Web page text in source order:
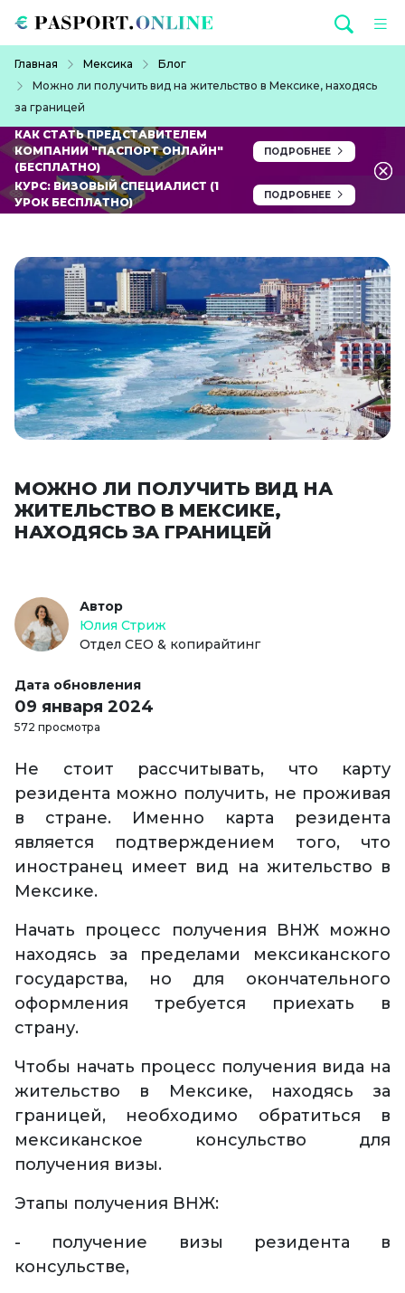
Главная Мексика
Блог
Можно ли получить вид на жительство в Мексике, находясь
за границей
КАК СТАТЬ ПРЕДСТАВИТЕЛЕМ
КОМПАНИИ "ПАСПОРТ ОНЛАЙН"
(БЕСПЛАТНО)
ПОДРОБНЕЕ
КУРС: ВИЗОВЫЙ СПЕЦИАЛИСТ (1
УРОК БЕСПЛАТНО)
ПОДРОБНЕЕ
МОЖНО ЛИ ПОЛУЧИТЬ ВИД НА
ЖИТЕЛЬСТВО В МЕКСИКЕ,
НАХОДЯСЬ ЗА ГРАНИЦЕЙ
Автор
Юлия Стриж
Отдел СЕО & копирайтинг
Дата обновления
09 января 2024
572 просмотра
Не стоит рассчитывать, что карту
резидента можно получить, не проживая
в стране. Именно карта резидента
является подтверждением того, что
иностранец имеет вид на жительство в
Мексике.
Начать процесс получения ВНЖ можно
находясь за пределами мексиканского
государства, но для окончательного
оформления требуется приехать в
страну.
Чтобы начать процесс получения вида на
жительство в Мексике, находясь за
границей, необходимо обратиться в
мексиканское консульство для
получения визы.
Этапы получения ВНЖ:
- получение визы резидента в
консульстве,